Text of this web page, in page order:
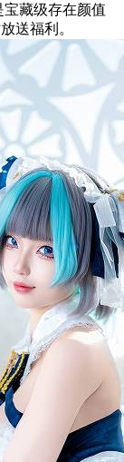
宝藏级存在颜值
送福利。